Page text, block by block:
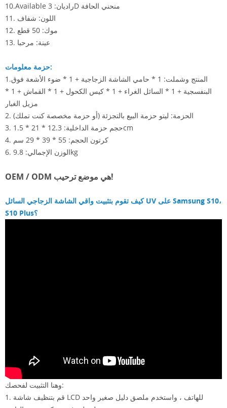
10.Available راديان: 3D منحني الحافة
11. اللون: شفاف
12. موك: 50 قطع
13. عينة: مرحبا
حزمة معلومات:
1.المنتج وشملت: 1 * حامي الشاشة الزجاجية
+ 1 * ضوء الأشعة فوق
البنفسجية + 1 * السائل الغراء
+ 1 * كيس الكحول + 1 * القماش
+ 1 *
مزيل الغبار
2. الحزمة: ليتو حزمة البيع بالتجزئة (أو حزمة مخصصة كنت تملك)
3. حجم حزمة الداخلية: 12.3 * 21 * 1.5cm
4. كرتون الحجم: 55 * 39 * 29 سم
6. الوزن الإجمالي: 9.8kg
OEM / ODM هي موضع ترحيب!
كيف تقوم بتثبيت واقي الشاشة الزجاجي السائل UV على Samsung S10،
S10 Plus؟
وهنا التثبيت لفحصك:
1. قم بتنظيف شاشة LCD للهاتف ، واستخدم ملصق دليل صغير واحد